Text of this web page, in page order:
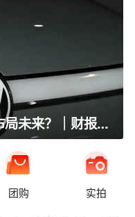
利润腰斩之后，大众如何布局未来？｜财报全视角
团购 实拍